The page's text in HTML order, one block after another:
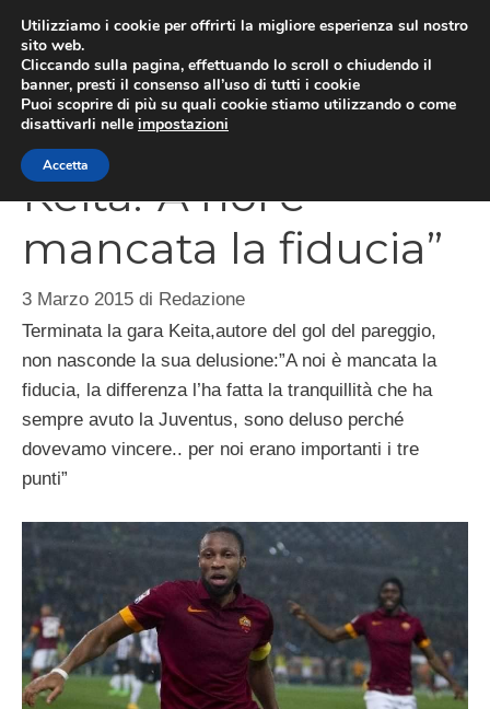
contenuto
Keita:”A noi è
mancata la fiducia”
3 Marzo 2015 di Redazione
Terminata la gara Keita,autore del gol del pareggio,
non nasconde la sua delusione:”A noi è mancata la
fiducia, la differenza l’ha fatta la tranquillità che ha
sempre avuto la Juventus, sono deluso perché
dovevamo vincere.. per noi erano importanti i tre
punti”
Utilizziamo i cookie per offrirti la migliore esperienza sul nostro
sito web.
Cliccando sulla pagina, effettuando lo scroll o chiudendo il
banner, presti il consenso all’uso di tutti i cookie
Puoi scoprire di più su quali cookie stiamo utilizzando o come
disattivarli nelle impostazioni
Accetta